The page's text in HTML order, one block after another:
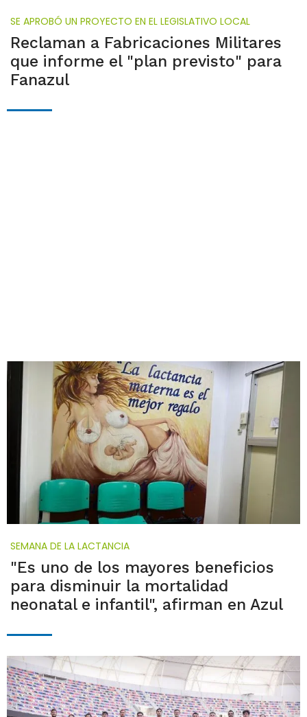
SE APROBÓ UN PROYECTO EN EL LEGISLATIVO LOCAL
Reclaman a Fabricaciones Militares
que informe el "plan previsto" para
Fanazul
SEMANA DE LA LACTANCIA
"Es uno de los mayores beneficios
para disminuir la mortalidad
neonatal e infantil", afirman en Azul